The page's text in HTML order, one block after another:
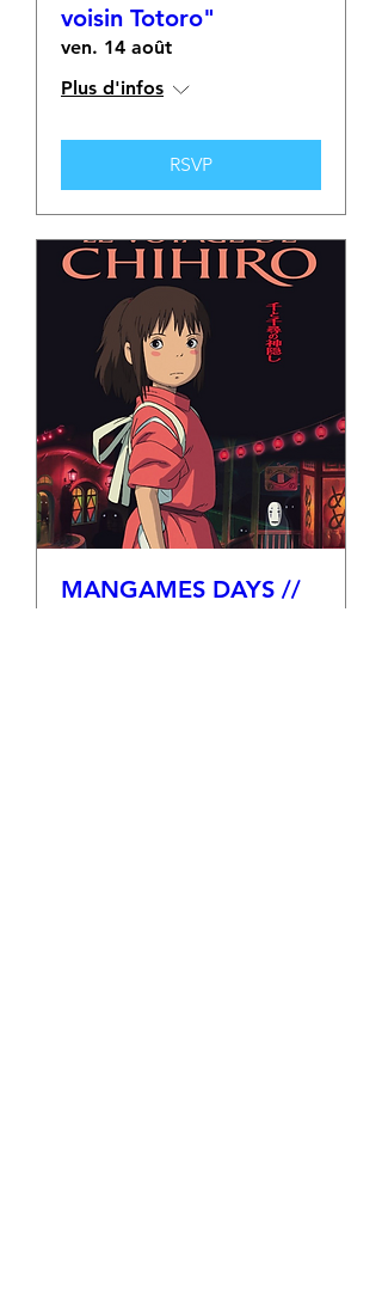
voisin Totoro"
ven. 14 août
Plus d'infos
RSVP
MANGAMES DAYS //